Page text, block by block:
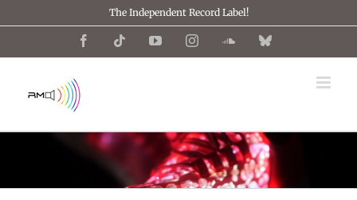
au
The Independent Record Label!
FacebookTiktok YouTubeInstagramSoundCloud
Bluesky